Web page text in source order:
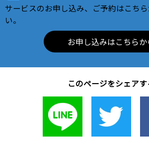
サービスのお申し込み、ご予約はこち
い。
お申し込みはこちらか
このページをシェアす